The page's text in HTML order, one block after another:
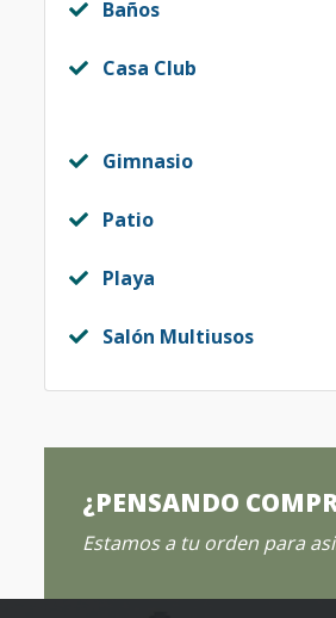
Baños
Casa Club
Gimnasio
Patio
Playa
Salón Multiusos
¿PENSANDO
Estamos a tu orden para